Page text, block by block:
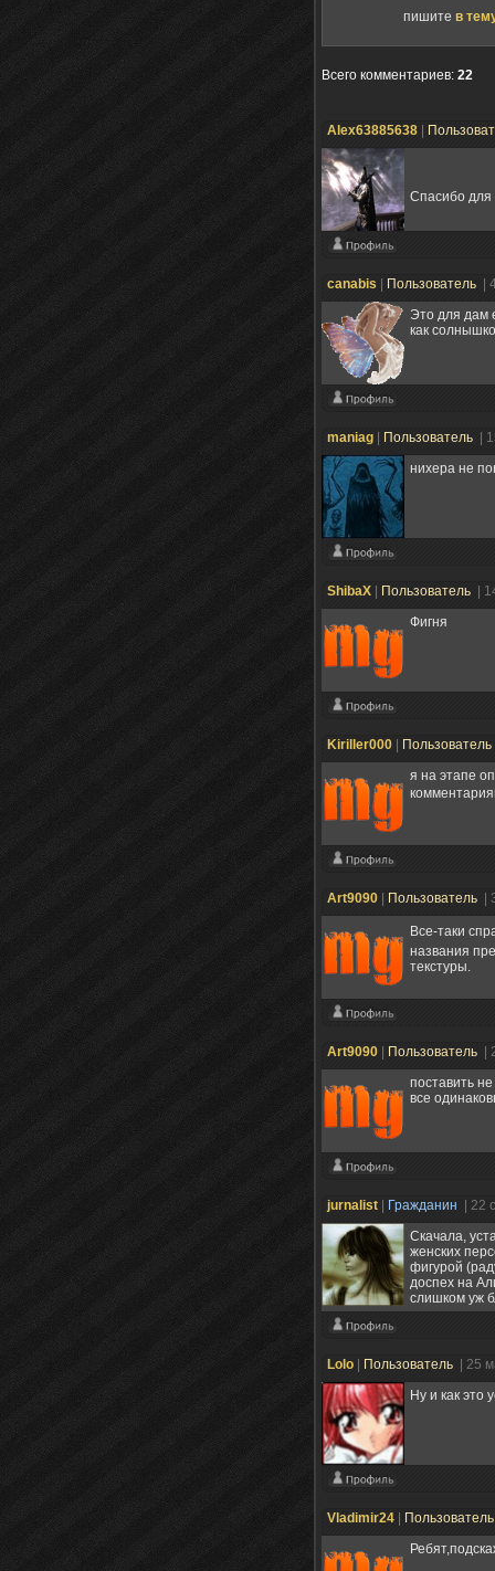
пишите в
Всего комментариев: 22
Alex63885638 |
Спасибо для
canabis | Пользователь |
Это для дам
как
maniag | Пользователь |
нихера не
ShibaX | Пользователь |
Фигня
Kiriller000 | Пользователь
я на этапе
Art9090 | Пользователь |
Все-таки
названия
текстуры.
Art9090 | Пользователь |
поставить
все
jurnalist | Гражданин | 22
Скачала,
женских
фигурой
доспех на
слишком уж
Lolo | Пользователь | 25
Ну и как это
Vladimir24 |